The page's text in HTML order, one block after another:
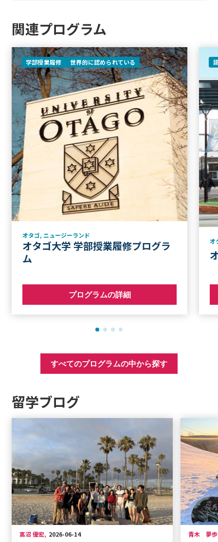
関連プログラム
学部授業履修 世界的に認められている
オタゴ, ニュージーランド
オタゴ大学 学部授業履修プログラ
ム
プログラムの詳細
オ
すべてのプログラムの中から探す
留学ブログ
髙沼 優宏, 2026-06-14 青木 夢歩